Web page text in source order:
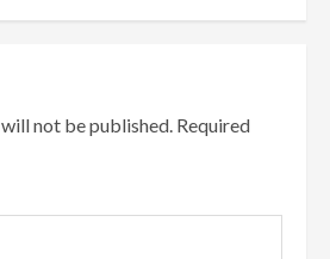
not be published. Required